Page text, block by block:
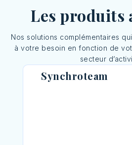
Les produits
Nos solutions complémentaires
à votre besoin en fonction de
secteur
Synchroteam